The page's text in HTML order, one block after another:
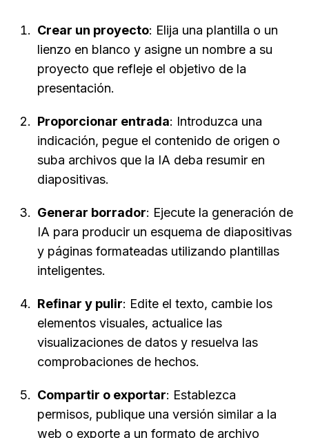
Crear un proyecto: Elija una plantilla o un
lienzo en blanco y asigne un nombre a su
proyecto que refleje el objetivo de la
presentación.
Proporcionar entrada: Introduzca una
indicación, pegue el contenido de origen o
suba archivos que la IA deba resumir en
diapositivas.
Generar borrador: Ejecute la generación de
IA para producir un esquema de diapositivas
y páginas formateadas utilizando plantillas
inteligentes.
Refinar y pulir: Edite el texto, cambie los
elementos visuales, actualice las
visualizaciones de datos y resuelva las
comprobaciones de hechos.
Compartir o exportar: Establezca
permisos, publique una versión similar a la
web o exporte a un formato de archivo